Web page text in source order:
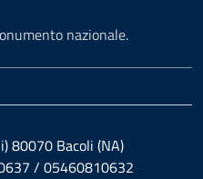
nazionale.
80070 Bacoli (NA)
/ 05460810632